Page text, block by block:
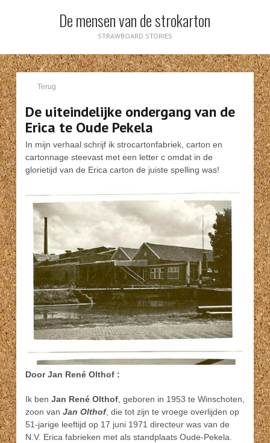
De mensen van de strokarton
STRAWBOARD STORIES
Terug
De uiteindelijke ondergang van de
Erica te Oude Pekela
In mijn verhaal schrijf ik strocartonfabriek, carton en
cartonnage steevast met een letter c omdat in de
glorietijd van de Erica carton de juiste spelling was!
Door Jan René Olthof :
Ik ben Jan René Olthof, geboren in 1953 te Winschoten,
zoon van Jan Olthof, die tot zijn te vroege overlijden op
51-jarige leeftijd op 17 juni 1971 directeur was van de
N.V. Erica fabrieken met als standplaats Oude-Pekela.